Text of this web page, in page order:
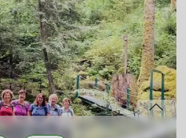
Marlene
Georg, Ernst Konrad